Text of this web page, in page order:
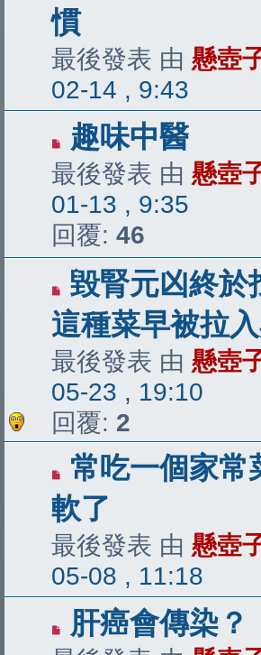
慣
最後發表 由 懸壺
02-14 , 9:43
趣味中醫
最後發表 由 懸壺
01-13 , 9:35
回覆: 46
毀腎元凶終於
這種菜早被拉
最後發表 由 懸壺
05-23 , 19:10
回覆: 2
常吃一個家常
軟了
最後發表 由 懸壺
05-08 , 11:18
肝癌會傳染？